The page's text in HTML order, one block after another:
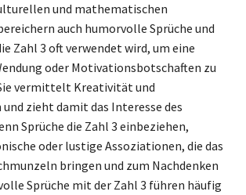
und mathematischen
auch humorvolle Sprüche und
Zahl 3 oft verwendet wird, um eine
oder Motivationsbotschaften zu
vermittelt Kreativität und
zieht damit das Interesse des
Sprüche die Zahl 3 einbeziehen,
oder lustige Assoziationen, die das
bringen und zum Nachdenken
Sprüche mit der Zahl 3 führen häufig